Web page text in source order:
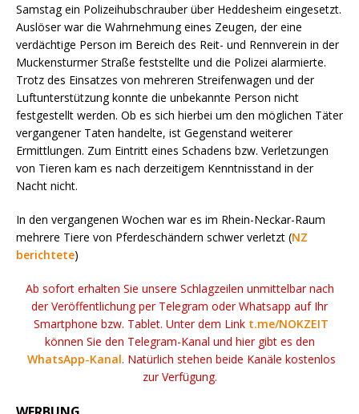
Samstag ein Polizeihubschrauber über Heddesheim eingesetzt.
Auslöser war die Wahrnehmung eines Zeugen, der eine
verdächtige Person im Bereich des Reit- und Rennverein in der
Muckensturmer Straße feststellte und die Polizei alarmierte.
Trotz des Einsatzes von mehreren Streifenwagen und der
Luftunterstützung konnte die unbekannte Person nicht
festgestellt werden. Ob es sich hierbei um den möglichen Täter
vergangener Taten handelte, ist Gegenstand weiterer
Ermittlungen. Zum Eintritt eines Schadens bzw. Verletzungen
von Tieren kam es nach derzeitigem Kenntnisstand in der
Nacht nicht.
In den vergangenen Wochen war es im Rhein-Neckar-Raum
mehrere Tiere von Pferdeschändern schwer verletzt (NZ
berichtete)
Ab sofort erhalten Sie unsere Schlagzeilen unmittelbar nach
der Veröffentlichung per Telegram oder Whatsapp auf Ihr
Smartphone bzw. Tablet. Unter dem Link t.me/NOKZEIT
können Sie den Telegram-Kanal und hier gibt es den
WhatsApp-Kanal. Natürlich stehen beide Kanäle kostenlos
zur Verfügung.